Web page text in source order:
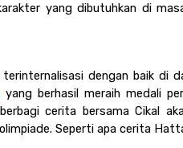
yang dibutuhkan di
dengan baik di
yang berhasil meraih medali
cerita bersama Cikal
Seperti apa cerita